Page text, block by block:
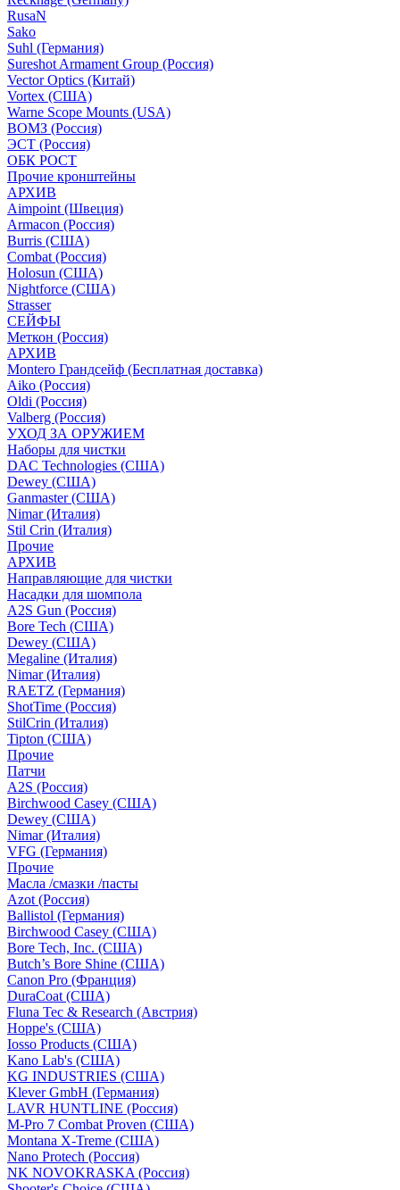
RusaN
Sako
Suhl (Германия)
Sureshot Armament Group (Россия)
Vector Optics (Китай)
Vortex (США)
Warne Scope Mounts (USA)
ВОМЗ (Россия)
ЭСТ (Россия)
ОБК РОСТ
Прочие кронштейны
АРХИВ
Aimpoint (Швеция)
Armacon (Россия)
Burris (США)
Combat (Россия)
Holosun (США)
Nightforce (США)
Strasser
СЕЙФЫ
Меткон (Россия)
АРХИВ
Montero Грандсейф (Бесплатная доставка)
Aiko (Россия)
Oldi (Россия)
Valberg (Россия)
УХОД ЗА ОРУЖИЕМ
Наборы для чистки
DAC Technologies (США)
Dewey (США)
Ganmaster (США)
Nimar (Италия)
Stil Crin (Италия)
Прочие
АРХИВ
Направляющие для чистки
Насадки для шомпола
A2S Gun (Россия)
Bore Tech (США)
Dewey (США)
Megaline (Италия)
Nimar (Италия)
RAETZ (Германия)
ShotTime (Россия)
StilCrin (Италия)
Tipton (США)
Прочие
Патчи
A2S (Россия)
Birchwood Casey (США)
Dewey (США)
Nimar (Италия)
VFG (Германия)
Прочие
Масла /смазки /пасты
Azot (Россия)
Ballistol (Германия)
Birchwood Casey (США)
Bore Tech, Inc. (США)
Butch’s Bore Shine (СШA)
Canon Pro (Франция)
DuraCoat (США)
Fluna Tec & Research (Австрия)
Hoppe's (США)
Iosso Products (США)
Kano Lab's (США)
KG INDUSTRIES (США)
Klever GmbH (Германия)
LAVR HUNTLINE (Россия)
M-Pro 7 Combat Proven (СШA)
Montana X-Treme (США)
Nano Protech (Россия)
NK NOVOKRASKA (Россия)